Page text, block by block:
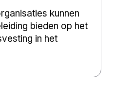
kunnen
bieden op het
in het